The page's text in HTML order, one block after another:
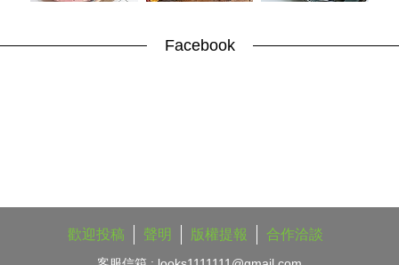
Facebook
歡迎投稿 聲明 版權提報 合作洽談